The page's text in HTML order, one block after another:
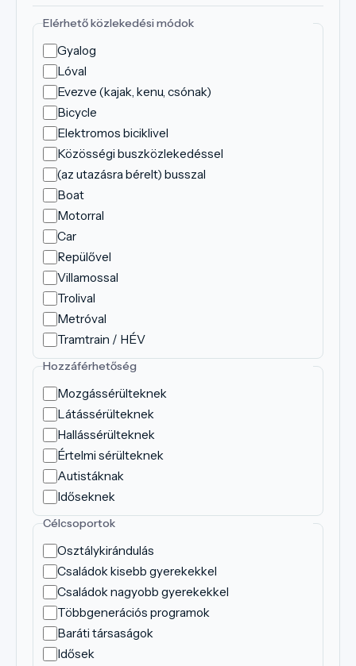
Elérhető közlekedési módok
Gyalog
Lóval
Evezve (kajak, kenu, csónak)
Bicycle
Elektromos biciklivel
Közösségi buszközlekedéssel
(az utazásra bérelt) busszal
Boat
Motorral
Car
Repülővel
Villamossal
Trolival
Metróval
Tramtrain / HÉV
Hozzáférhetőség
Mozgássérülteknek
Látássérülteknek
Hallássérülteknek
Értelmi sérülteknek
Autistáknak
Időseknek
Célcsoportok
Osztálykirándulás
Családok kisebb gyerekekkel
Családok nagyobb gyerekekkel
Többgenerációs programok
Baráti társaságok
Idősek